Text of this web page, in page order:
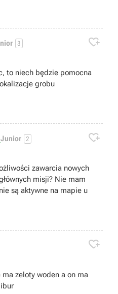
3 
to niech będzie pomocna
grobu
Junior 2 
zawarcia nowych
misji? Nie mam
są aktywne na mapie u

ma zeloty woden a on ma